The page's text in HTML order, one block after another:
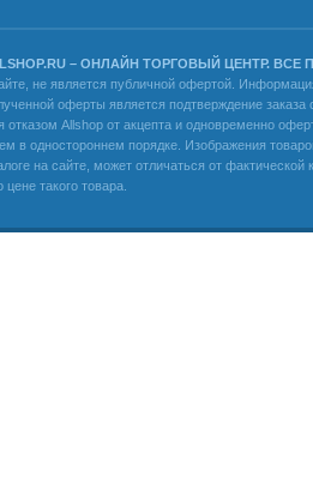
– ОНЛАЙН ТОРГОВЫЙ ЦЕНТР.
не является публичной офертой.
оферты является подтверждение
отказом Allshop от акцепта и одновременно
в одностороннем порядке. Изображения
на сайте, может отличаться от
такого товара.